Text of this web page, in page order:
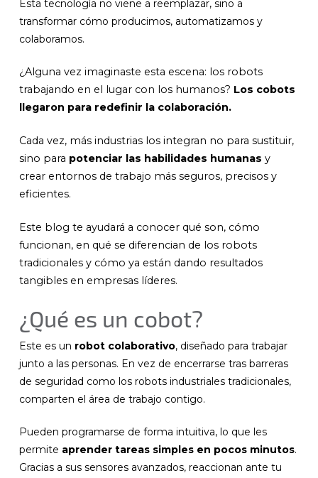
Esta tecnología no viene a reemplazar, sino a
transformar cómo producimos, automatizamos y
colaboramos.
¿Alguna vez imaginaste esta escena: los robots
trabajando en el lugar con los humanos? Los cobots
llegaron para redefinir la colaboración.
Cada vez, más industrias los integran no para sustituir,
sino para potenciar las habilidades humanas y
crear entornos de trabajo más seguros, precisos y
eficientes.
Este blog te ayudará a conocer qué son, cómo
funcionan, en qué se diferencian de los robots
tradicionales y cómo ya están dando resultados
tangibles en empresas líderes.
¿Qué es un cobot?
Este es un robot colaborativo, diseñado para trabajar
junto a las personas. En vez de encerrarse tras barreras
de seguridad como los robots industriales tradicionales,
comparten el área de trabajo contigo.
Pueden programarse de forma intuitiva, lo que les
permite aprender tareas simples en pocos minutos.
Gracias a sus sensores avanzados, reaccionan ante tu